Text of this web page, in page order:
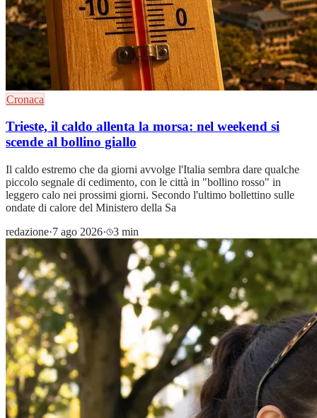
Cronaca
Trieste, il caldo allenta la morsa: nel weekend si
scende al bollino giallo
Il caldo estremo che da giorni avvolge l'Italia sembra dare qualche
piccolo segnale di cedimento, con le città in "bollino rosso" in
leggero calo nei prossimi giorni. Secondo l'ultimo bollettino sulle
ondate di calore del Ministero della Sa
redazione·7 ago 2026· 3 min